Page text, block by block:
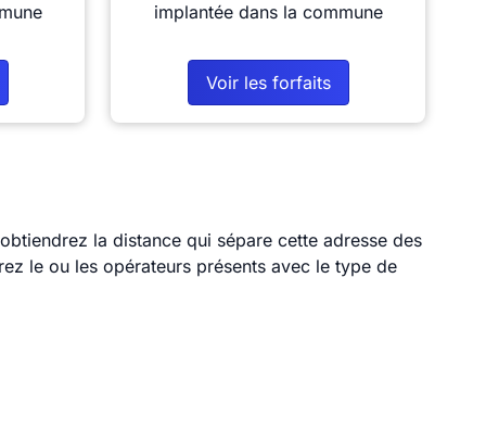
implantée dans la commune
Voir les forfaits
la distance qui sépare cette adresse des
le ou les opérateurs présents avec le type de